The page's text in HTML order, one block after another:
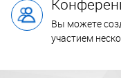
Вы можете
участием